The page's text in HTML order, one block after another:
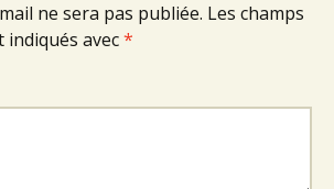
ne sera pas publiée. Les champs
avec*